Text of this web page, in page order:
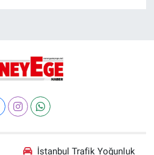
İstanbul Trafik Yoğunluk